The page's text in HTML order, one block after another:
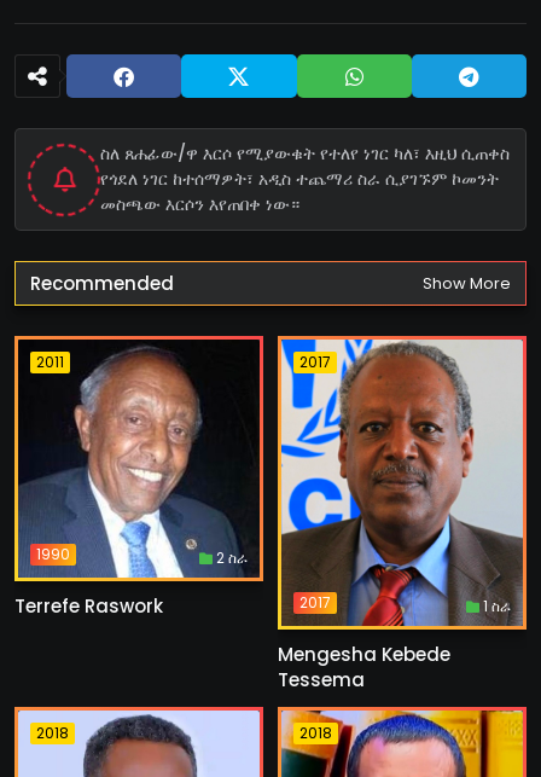
ስለ ጸሐፊው/ዋ እርሶ የሚያውቁት የተለየ ነገር ካለ፣ እዚህ ሲጠቀስ
የጎደለ ነገር ከተሰማዎት፣ አዲስ ተጨማሪ ስራ ሲያገኙም ኮመንት
መስጫው እርሶን እየጠበቀ ነው።
Recommended Show More
2011
1990 2 ስራ
Terrefe Raswork
2017
2017 1 ስራ
Mengesha Kebede
Tessema
2018 2018